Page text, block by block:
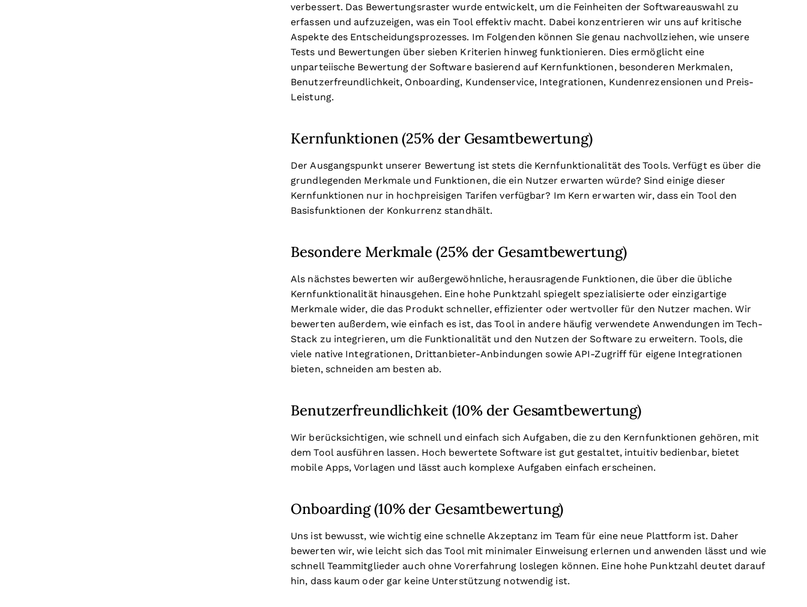
verbessert. Das Bewertungsraster wurde entwickelt, um die Feinheiten der Softwareauswahl zu
erfassen und aufzuzeigen, was ein Tool effektiv macht. Dabei konzentrieren wir uns auf kritische
Aspekte des Entscheidungsprozesses. Im Folgenden können Sie genau nachvollziehen, wie unsere
Tests und Bewertungen über sieben Kriterien hinweg funktionieren. Dies ermöglicht eine
unparteiische Bewertung der Software basierend auf Kernfunktionen, besonderen Merkmalen,
Benutzerfreundlichkeit, Onboarding, Kundenservice, Integrationen, Kundenrezensionen und Preis-
Leistung.
Kernfunktionen (25% der Gesamtbewertung)
Der Ausgangspunkt unserer Bewertung ist stets die Kernfunktionalität des Tools. Verfügt es über die
grundlegenden Merkmale und Funktionen, die ein Nutzer erwarten würde? Sind einige dieser
Kernfunktionen nur in hochpreisigen Tarifen verfügbar? Im Kern erwarten wir, dass ein Tool den
Basisfunktionen der Konkurrenz standhält.
Besondere Merkmale (25% der Gesamtbewertung)
Als nächstes bewerten wir außergewöhnliche, herausragende Funktionen, die über die übliche
Kernfunktionalität hinausgehen. Eine hohe Punktzahl spiegelt spezialisierte oder einzigartige
Merkmale wider, die das Produkt schneller, effizienter oder wertvoller für den Nutzer machen. Wir
bewerten außerdem, wie einfach es ist, das Tool in andere häufig verwendete Anwendungen im Tech-
Stack zu integrieren, um die Funktionalität und den Nutzen der Software zu erweitern. Tools, die
viele native Integrationen, Drittanbieter-Anbindungen sowie API-Zugriff für eigene Integrationen
bieten, schneiden am besten ab.
Benutzerfreundlichkeit (10% der Gesamtbewertung)
Wir berücksichtigen, wie schnell und einfach sich Aufgaben, die zu den Kernfunktionen gehören, mit
dem Tool ausführen lassen. Hoch bewertete Software ist gut gestaltet, intuitiv bedienbar, bietet
mobile Apps, Vorlagen und lässt auch komplexe Aufgaben einfach erscheinen.
Onboarding (10% der Gesamtbewertung)
Uns ist bewusst, wie wichtig eine schnelle Akzeptanz im Team für eine neue Plattform ist. Daher
bewerten wir, wie leicht sich das Tool mit minimaler Einweisung erlernen und anwenden lässt und wie
schnell Teammitglieder auch ohne Vorerfahrung loslegen können. Eine hohe Punktzahl deutet darauf
hin, dass kaum oder gar keine Unterstützung notwendig ist.